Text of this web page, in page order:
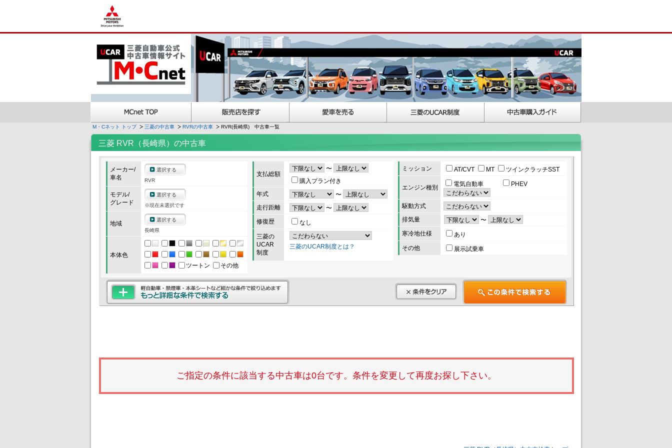
M・Cネット トップ 三菱の中古車 RVRの中古車 RVR(長崎県) 中古車一覧
三菱 RVR（長崎県）の中古車
メーカー/
車名
選択する
RVR
モデル/
グレード
選択する
※現在未選択です
地域
選択する
長崎県
本体色
ツートン
その他
支払総額
〜
購入プラン付き
年式
〜
走行距離
〜
修復歴
なし
三菱の
UCAR
制度
三菱のUCAR制度とは？
ミッション AT/CVT MT ツインクラッチSST
エンジン種別 電気自動車 PHEV
駆動方式
排気量
〜
寒冷地仕様
あり
その他
展示試乗車
ご指定の条件に該当する中古車は0台です。条件を変更して再度お探し下さい。